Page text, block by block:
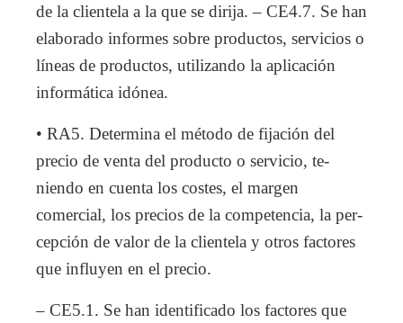
de la clientela a la que se dirija. – CE4.7. Se han
elaborado informes sobre productos, servicios o
líneas de productos, utilizando la aplicación
informática idónea.
• RA5. Determina el método de fijación del
precio de venta del producto o servicio, te-
niendo en cuenta los costes, el margen
comercial, los precios de la competencia, la per-
cepción de valor de la clientela y otros factores
que influyen en el precio.
– CE5.1. Se han identificado los factores que